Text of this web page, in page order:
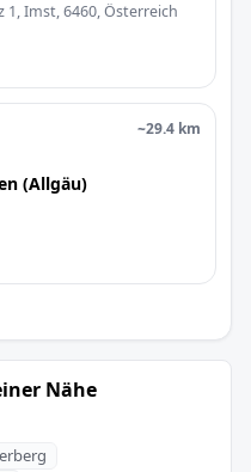
1, Imst, 6460, Österreich
~29.4 km
(Allgäu)
Nähe